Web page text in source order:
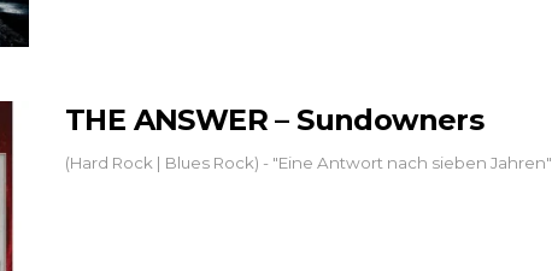
THE ANSWER – Sundowners
(Hard Rock | Blues Rock) - "Eine Antwort nach sieben Jahren"